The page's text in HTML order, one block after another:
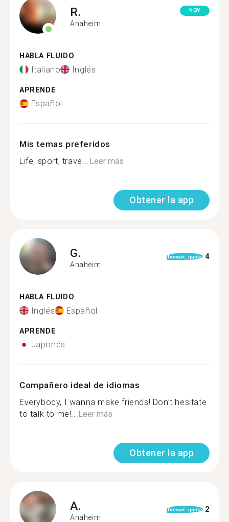
R.
Anaheim
NEW
HABLA FLUIDO
Italiano Inglés
APRENDE
Español
Mis temas preferidos
Life, sport, trave...Leer más
Obtener la app
G.
Anaheim
format_quote 4
HABLA FLUIDO
Inglés Español
APRENDE
Japonés
Compañero ideal de idiomas
Everybody, I wanna make friends! Don’t hesitate
to talk to me!...Leer más
Obtener la app
A.
Anaheim
format_quote 2